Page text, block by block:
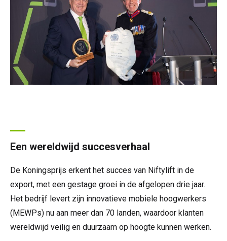
Een wereldwijd succesverhaal
De Koningsprijs erkent het succes van Niftylift in de
export, met een gestage groei in de afgelopen drie jaar.
Het bedrijf levert zijn innovatieve mobiele hoogwerkers
(MEWPs) nu aan meer dan 70 landen, waardoor klanten
wereldwijd veilig en duurzaam op hoogte kunnen werken.